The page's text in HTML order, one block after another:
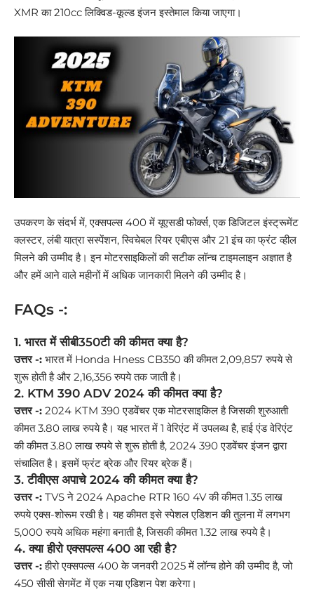
XMR का 210cc लिक्विड-कूल्ड इंजन इस्तेमाल किया जाएगा।
उपकरण के संदर्भ में, एक्सपल्स 400 में यूएसडी फोर्क्स, एक डिजिटल इंस्ट्रूमेंट
क्लस्टर, लंबी यात्रा सस्पेंशन, स्विचेबल रियर एबीएस और 21 इंच का फ्रंट व्हील
मिलने की उम्मीद है। इन मोटरसाइकिलों की सटीक लॉन्च टाइमलाइन अज्ञात है
और हमें आने वाले महीनों में अधिक जानकारी मिलने की उम्मीद है।
FAQs -:
1. भारत में सीबी350टी की कीमत क्या है?
उत्तर -: भारत में Honda Hness CB350 की कीमत 2,09,857 रुपये से
शुरू होती है और 2,16,356 रुपये तक जाती है।
2. KTM 390 ADV 2024 की कीमत क्या है?
उत्तर -: 2024 KTM 390 एडवेंचर एक मोटरसाइकिल है जिसकी शुरुआती
कीमत 3.80 लाख रुपये है। यह भारत में 1 वेरिएंट में उपलब्ध है, हाई एंड वेरिएंट
की कीमत 3.80 लाख रुपये से शुरू होती है, 2024 390 एडवेंचर इंजन द्वारा
संचालित है। इसमें फ्रंट ब्रेक और रियर ब्रेक हैं।
3. टीवीएस अपाचे 2024 की कीमत क्या है?
उत्तर -: TVS ने 2024 Apache RTR 160 4V की कीमत 1.35 लाख
रुपये एक्स-शोरूम रखी है। यह कीमत इसे स्पेशल एडिशन की तुलना में लगभग
5,000 रुपये अधिक महंगा बनाती है, जिसकी कीमत 1.32 लाख रुपये है।
4. क्या हीरो एक्सपल्स 400 आ रही है?
उत्तर -:हीरो एक्सपल्स 400 के जनवरी 2025 में लॉन्च होने की उम्मीद है, जो
450 सीसी सेगमेंट में एक नया एडिशन पेश करेगा।